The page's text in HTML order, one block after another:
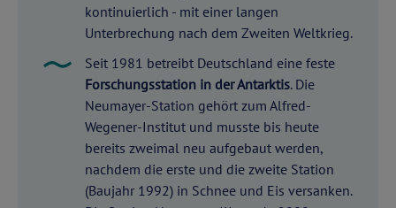
kontinuierlich - mit einer langen
Unterbrechung nach dem Zweiten Weltkrieg.
Seit 1981 betreibt Deutschland eine feste
Forschungsstation in der Antarktis. Die
Neumayer-Station gehört zum Alfred-
Wegener-Institut und musste bis heute
bereits zweimal neu aufgebaut werden,
nachdem die erste und die zweite Station
(Baujahr 1992) in Schnee und Eis versanken.